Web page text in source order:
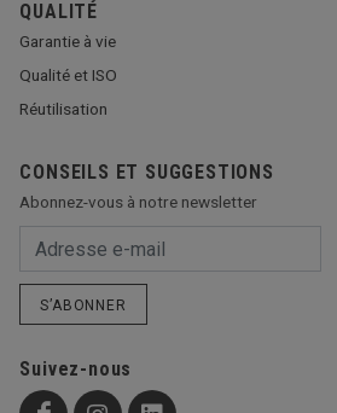
QUALITÉ
Garantie à vie
Qualité et ISO
Réutilisation
CONSEILS ET SUGGESTIONS
Abonnez-vous à notre newsletter
S’ABONNER
Suivez-nous